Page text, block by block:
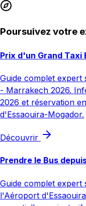
Poursuivez votre
Prix d'un Grand Taxi
Guide complet expert
- Marrakech 2026.
2026 et réservation
d'Essaouira-Mogador.
Découvrir
Prendre le Bus
Guide complet expert
l'Aéroport